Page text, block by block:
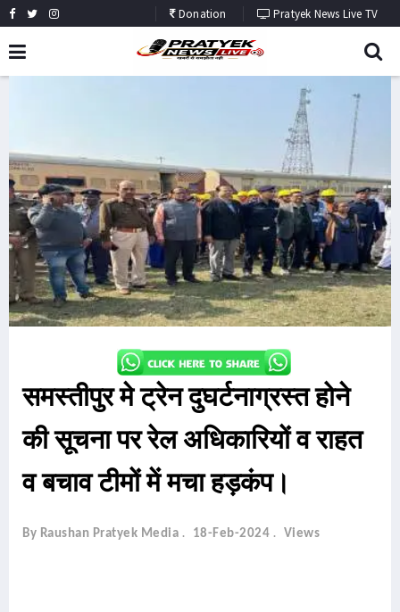
Donation Pratyek News Live TV
समस्तीपुर मे ट्रेन दुघर्टनाग्रस्त होने
की सूचना पर रेल अधिकारियों व राहत
व बचाव टीमों में मचा हड़कंप।
By Raushan Pratyek Media 18-Feb-2024 Views